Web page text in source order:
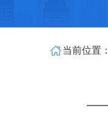
当前位置：